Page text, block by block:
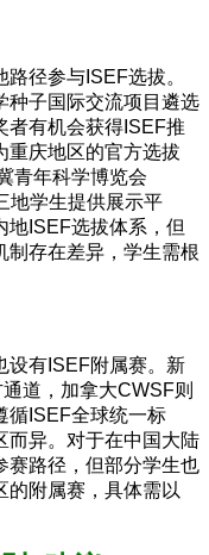
径参与ISEF选拔。
种子国际交流项目遴选
者有机会获得ISEF推
重庆地区的官方选拔
青年科学博览会
地学生提供展示平
地ISEF选拔体系，但
制存在差异，学生需根
设有ISEF附属赛。新
道，加拿大CWSF则
循ISEF全球统一标
而异。对于在中国大陆
赛路径，但部分学生也
的附属赛，具体需以